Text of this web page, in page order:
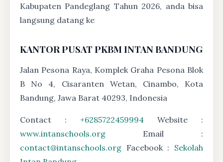
Kabupaten Pandeglang Tahun 2026, anda bisa
langsung datang ke
KANTOR PUSAT PKBM INTAN BANDUNG
Jalan Pesona Raya, Komplek Graha Pesona Blok
B No 4, Cisaranten Wetan, Cinambo, Kota
Bandung, Jawa Barat 40293, Indonesia
Contact : +6285722459994 Website :
www.intanschools.org Email :
contact@intanschools.org Facebook : Sekolah